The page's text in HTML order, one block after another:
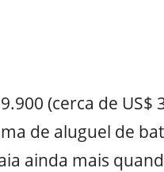
(cerca de
de aluguel de
ainda mais